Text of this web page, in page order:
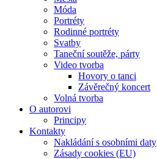
Móda
Portréty
Rodinné portréty
Svatby
Taneční soutěže, párty
Video tvorba
Hovory o tanci
Závěrečný koncert
Volná tvorba
O autorovi
Principy
Kontakty
Nakládání s osobními daty
Zásady cookies (EU)